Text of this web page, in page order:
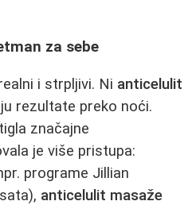
za sebe
i strpljivi. Ni anticelulit
rezultate preko noći.
značajne
je više pristupa:
programe Jillian
anticelulit masaže